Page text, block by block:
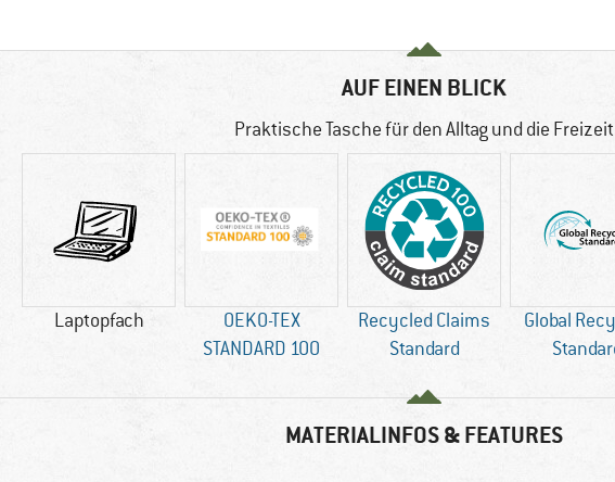
AUF EINEN BLICK
Praktische Tasche für den Alltag und die Freizeit
Laptopfach
OEKO-TEX
STANDARD 100
Recycled Claims
Standard
Global
MATERIALINFOS & FEATURES